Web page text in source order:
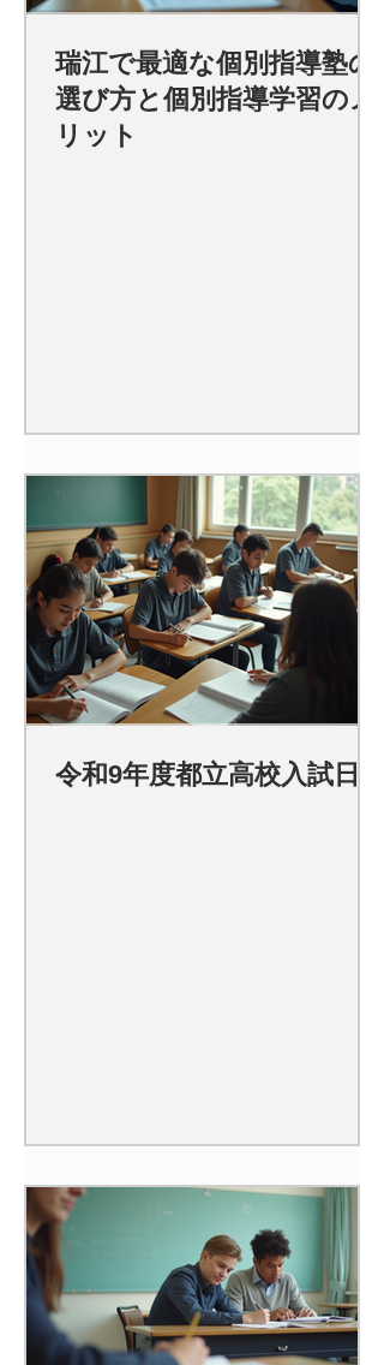
瑞江で最適な個別指導塾の
選び方と個別指導学習のメ
リット
令和9年度都立高校入試日程